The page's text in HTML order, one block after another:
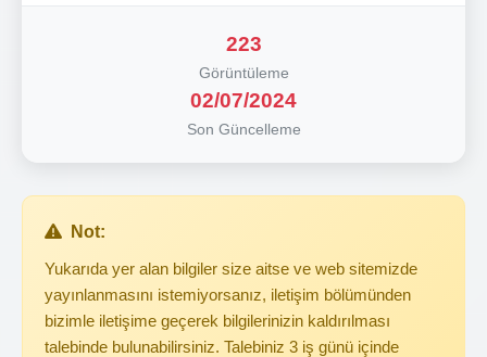
223
Görüntüleme
02/07/2024
Son Güncelleme
Not:
Yukarıda yer alan bilgiler size aitse ve web sitemizde
yayınlanmasını istemiyorsanız, iletişim bölümünden
bizimle iletişime geçerek bilgilerinizin kaldırılması
talebinde bulunabilirsiniz. Talebiniz 3 iş günü içinde